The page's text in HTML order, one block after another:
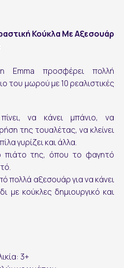
Κούκλα Με Αξεσουάρ
Emma προσφέρει πολλή
του μωρού με 10 ρεαλιστικές
να κάνει μπάνιο, να
της τουαλέτας, να κλείνει
γυρίζει και άλλα.
πιάτο της, όπου το φαγητό
πολλά αξεσουάρ για να κάνει
με κούκλες δημιουργικό και
3+